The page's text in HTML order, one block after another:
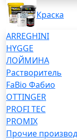
Краска
ARREGHINI
HYGGE
ЛОЙМИНА
Растворитель
FaBio Фабио
OTTINGER
PROFI TEC
PROMIX
Прочие